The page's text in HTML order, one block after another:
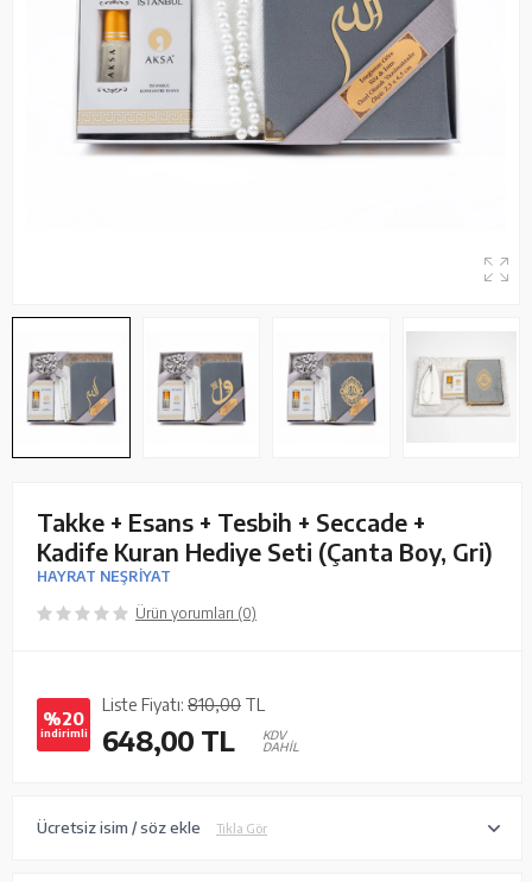
Takke + Esans + Tesbih + Seccade +
Kadife Kuran Hediye Seti (Çanta Boy, Gri)
HAYRAT NEŞRİYAT
Ürün yorumları (0)
%20
indirimli
Liste Fiyatı: 810,00 TL
648,00 TL
KDV
DAHİL
Ücretsiz isim / söz ekle Tıkla Gör